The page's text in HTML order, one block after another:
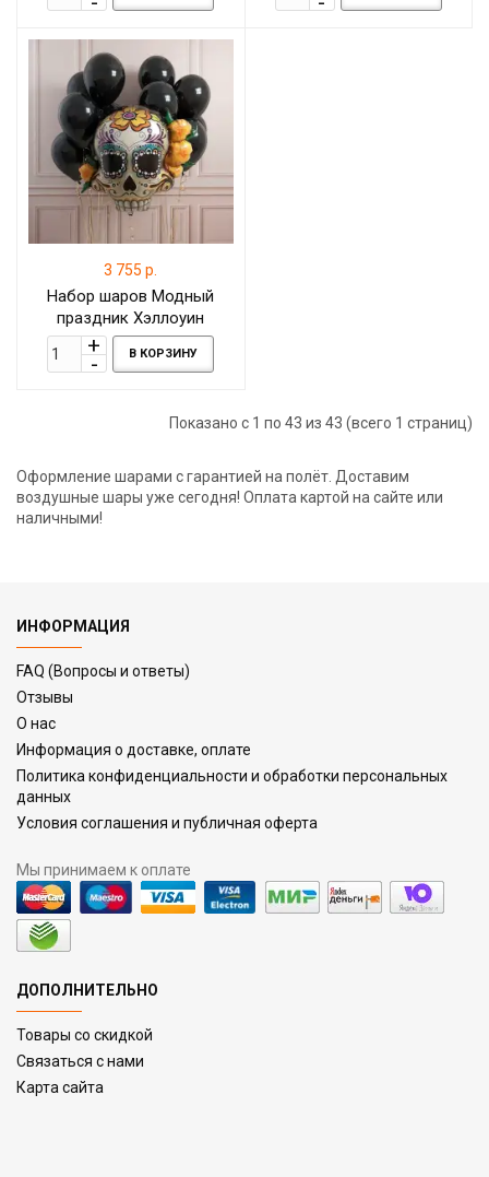
3 755 р.
Набор шаров Модный
праздник Хэллоуин
В КОРЗИНУ
Показано с 1 по 43 из 43 (всего 1 страниц)
Оформление шарами с гарантией на полёт. Доставим
воздушные шары уже сегодня! Оплата картой на сайте или
наличными!
ИНФОРМАЦИЯ
FAQ (Вопросы и ответы)
Отзывы
О нас
Информация о доставке, оплате
Политика конфиденциальности и обработки персональных
данных
Условия соглашения и публичная оферта
Мы принимаем к оплате
ДОПОЛНИТЕЛЬНО
Товары со скидкой
Связаться с нами
Карта сайта